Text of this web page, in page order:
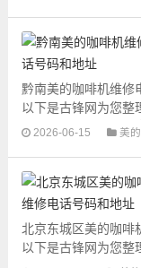
黔南美的咖啡机维修
以下是古锋网为您整
修网点地址和号码信
2026-06-15 美的
北京东城区美的咖啡
以下是古锋网为您整